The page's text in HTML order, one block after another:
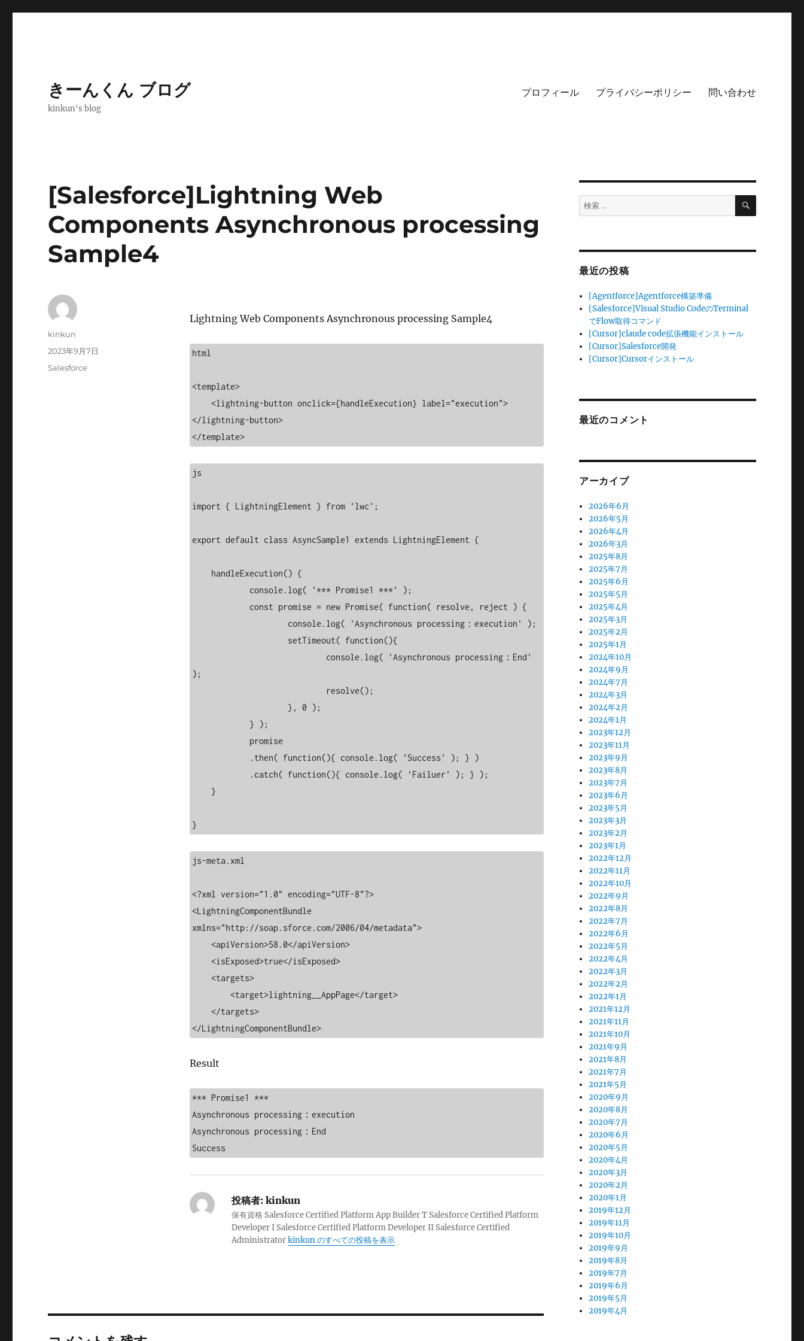
きーんくん ブログ
kinkun's blog
プロフィール プライバシーポリシー 問い合わせ
[Salesforce]Lightning Web
Components Asynchronous processing
Sample4
Lightning Web Components Asynchronous processing Sample4
html
<template>
</lightning-button>
</template>
js
import { LightningElement } from 'lwc';
export default class AsyncSample1 extends LightningElement {
);
}
js-meta.xml
<?xml version="1.0" encoding="UTF-8"?>
<LightningComponentBundle
xmlns="http://soap.sforce.com/2006/04/metadata">
</LightningComponentBundle>
Result
*** Promise1 ***
Asynchronous processing：execution
Asynchronous processing：End
Success
投稿者:kinkun
保有資格 Salesforce Certified Platform App Builder T Salesforce Certified Platform
Developer I Salesforce Certified Platform Developer II Salesforce Certified
Administratorkinkun のすべての投稿を表示
投
kinkun
投
2023年9月7日
カ
Salesforce
検
索:
検
最近の投稿
[Agentforce]Agentforce構築準備
[Salesforce]Visual Studio CodeのTerminal
でFlow取得コマンド
[Cursor]claude code拡張機能インストール
[Cursor]Salesforce開発
[Cursor]Cursorインストール
最近のコメント
アーカイブ
2026年6月
2026年5月
2026年4月
2026年3月
2025年8月
2025年7月
2025年6月
2025年5月
2025年4月
2025年3月
2025年2月
2025年1月
2024年10月
2024年9月
2024年7月
2024年3月
2024年2月
2024年1月
2023年12月
2023年11月
2023年9月
2023年8月
2023年7月
2023年6月
2023年5月
2023年3月
2023年2月
2023年1月
2022年12月
2022年11月
2022年10月
2022年9月
2022年8月
2022年7月
2022年6月
2022年5月
2022年4月
2022年3月
2022年2月
2022年1月
2021年12月
2021年11月
2021年10月
2021年9月
2021年8月
2021年7月
2021年5月
2020年9月
2020年8月
2020年7月
2020年6月
2020年5月
2020年4月
2020年3月
2020年2月
2020年1月
2019年12月
2019年11月
2019年10月
2019年9月
2019年8月
2019年7月
2019年6月
2019年5月
2019年4月